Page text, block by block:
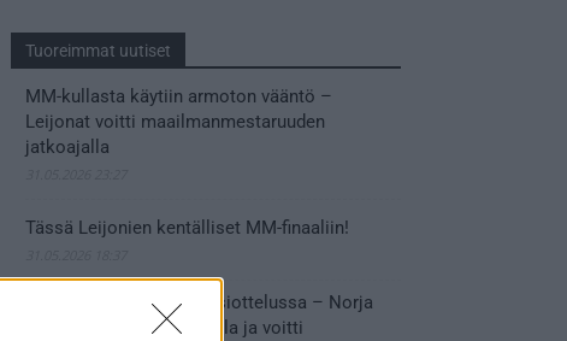
Tuoreimmat uutiset
MM-kullasta käytiin armoton vääntö –
Leijonat voitti maailmanmestaruuden
jatkoajalla
Tässä Leijonien kentälliset MM-finaaliin!
Huikeaa draamaa pronssiottelussa – Norja
kaatoi Kanadan jatkoajalla ja voitti